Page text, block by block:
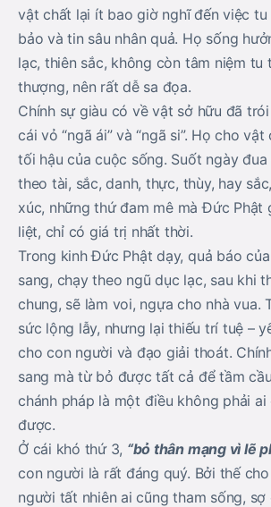
vật chất lại ít bao giờ nghĩ đến việc tu
bảo và tin sâu nhân quả. Họ sống
lạc, thiên sắc, không còn tâm niệm tu
thượng, nên rất dễ sa đọa.
Chính sự giàu có về vật sở hữu đã
cái vỏ “ngã ái” và “ngã si”. Họ cho
tối hậu của cuộc sống. Suốt ngày
theo tài, sắc, danh, thực, thùy, hay
xúc, những thứ đam mê mà Đức Phật
liệt, chỉ có giá trị nhất thời.
Trong kinh Đức Phật dạy, quả báo
sang, chạy theo ngũ dục lạc, sau khi
chung, sẽ làm voi, ngựa cho nhà vua.
sức lộng lẫy, nhưng lại thiếu trí tuệ –
cho con người và đạo giải thoát.
sang mà từ bỏ được tất cả để tầm
chánh pháp là một điều không phải ai
được.
Ở cái khó thứ 3, “bỏ thân mạng vì lẽ
con người là rất đáng quý. Bởi thế
người tất nhiên ai cũng tham sống, sợ